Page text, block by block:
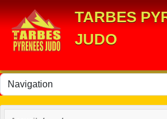
TARBES
JUDO
Panneau de gestion des cookies